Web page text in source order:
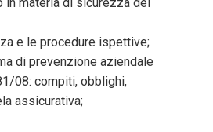
e le procedure ispettive;
di prevenzione aziendale
08: compiti, obblighi,
assicurativa;